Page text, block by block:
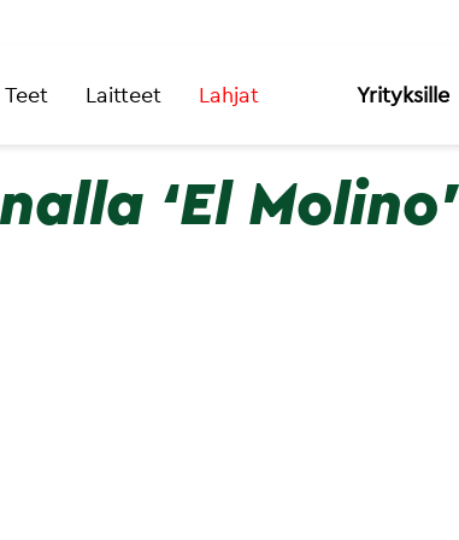
Teet Laitteet Lahjat Yrityksille
‘El Molino’